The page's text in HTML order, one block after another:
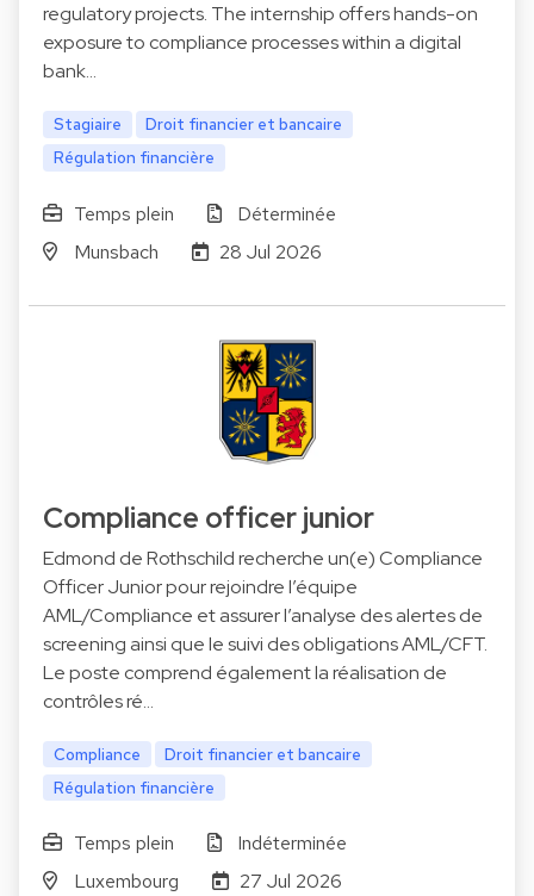
regulatory projects. The internship offers hands-on
exposure to compliance processes within a digital
bank…
Stagiaire
Droit financier et bancaire
Régulation financière
Temps plein
Déterminée
Munsbach
28 Jul 2026
Compliance officer junior
Edmond de Rothschild recherche un(e) Compliance
Officer Junior pour rejoindre l’équipe
AML/Compliance et assurer l’analyse des alertes de
screening ainsi que le suivi des obligations AML/CFT.
Le poste comprend également la réalisation de
contrôles ré…
Compliance
Droit financier et bancaire
Régulation financière
Temps plein
Indéterminée
Luxembourg
27 Jul 2026